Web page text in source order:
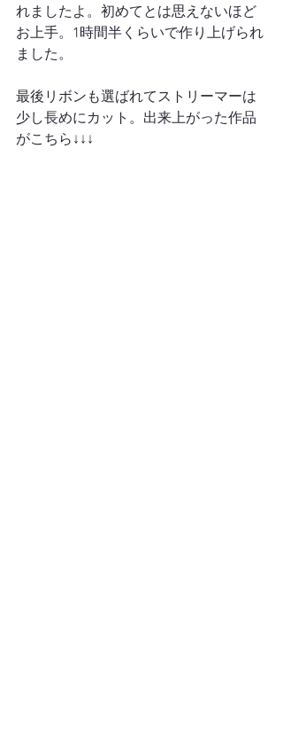
れましたよ。初めてとは思えないほど
お上手。1時間半くらいで作り上げられ
ました。
最後リボンも選ばれてストリーマーは
少し長めにカット。出来上がった作品
がこちら↓↓↓